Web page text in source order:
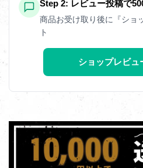
Step 2: レビュー投稿で
商品お受け取り後に『ショ
ト
ショップレビュ